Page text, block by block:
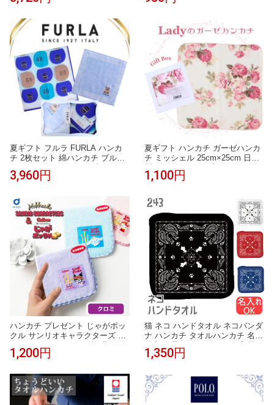
ド ギフト プレゼント 女性 人気
おしゃれ フェミニン スタイリッ
シュ ラッピング対応 誕生日 お礼
お返し お祝い
夏ギフト フルラ FURLA ハンカ
チ 2枚セット 綿ハンカチ ブルー
50cm タオルハンカチ ブルー 23c
m 高級 海外 イタリア レディース
人気 おしゃれ かわいい フェミニ
ン スタイリッシュ ラッピング対
応 誕生日 お礼 お返し お祝い
3,960円
夏ギフト ハンカチ ガーゼハンカ
チ ミッシェル 25cm×25cm 日本
製 ギフトボックス入り レディー
ス ギフト プレゼント 女性 赤ち
日 お礼 お返し お祝い ノベルテ
ィ 贈答品 敬老の日 タオルギフト
1,100円
ハンカチ プレゼント じゃがポッ
クル サンリオキャラクターズ 織
ネームタオル クロミ 1枚 北海道
限定 タオル ハンカチ キティちゃ
土産 プレゼント ギフト かわいい
レディース 子供 北海道土産 父の
日 【パケ】
1,200円
猫 ネコ ハンドタオル ネコバンダ
ナ ハンカチ タオルハンカチ 名入
れ 記念品 アニバーサリー 入園
入学 卒園 卒業 入学祝い 還暦 卒
雑貨 かわいい グッズ プレゼント
ギフト
1,350円